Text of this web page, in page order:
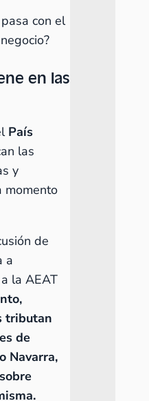
con el
en las
País
las
y
momento
de
a
la AEAT
tributan
de
Navarra,